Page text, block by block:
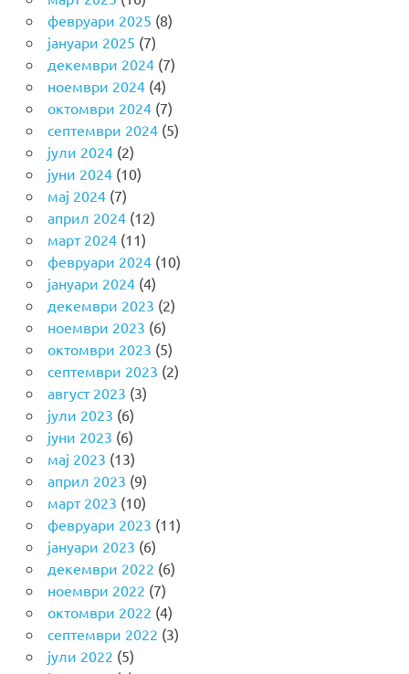
февруари 2025 (8)
јануари 2025 (7)
декември 2024(7)
ноември 2024(4)
октомври 2024(7)
септември 2024(5)
јули 2024(2)
јуни 2024(10)
мај 2024(7)
април 2024(12)
март 2024(11)
февруари 2024(10)
јануари 2024(4)
декември 2023 (2)
ноември 2023 (6)
октомври 2023 (5)
септември 2023 (2)
август 2023 (3)
јули 2023 (6)
јуни 2023 (6)
мај 2023 (13)
април 2023 (9)
март 2023 (10)
февруари 2023 (11)
јануари 2023 (6)
декември 2022 (6)
ноември 2022 (7)
октомври 2022 (4)
септември 2022 (3)
јули 2022 (5)